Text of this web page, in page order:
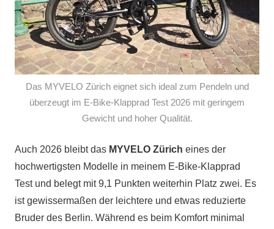
Das MYVELO Zürich eignet sich ideal zum Pendeln und
überzeugt im E-Bike-Klapprad Test 2026 mit geringem
Gewicht und hoher Qualität.
Auch 2026 bleibt das MYVELO Zürich eines der
hochwertigsten Modelle in meinem E-Bike-Klapprad
Test und belegt mit 9,1 Punkten weiterhin Platz zwei. Es
ist gewissermaßen der leichtere und etwas reduzierte
Bruder des Berlin. Während es beim Komfort minimal